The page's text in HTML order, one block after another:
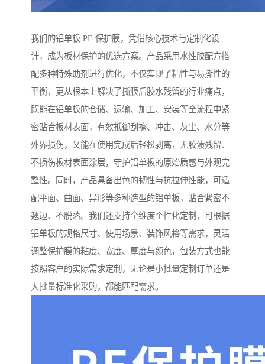
我们的铝单板 PE 保护膜，凭借核心技术与定制化设
计，成为板材保护的优选方案。产品采用水性胶配方搭
配多种特殊助剂进行优化，不仅实现了粘性与易撕性的
平衡，更从根本上解决了撕膜后胶水残留的行业痛点，
既能在铝单板的仓储、运输、加工、安装等全流程中紧
密贴合板材表面，有效抵御刮擦、冲击、灰尘、水分等
外界损伤，又能在使用完成后轻松剥离，无胶渍残留、
不损伤板材表面涂层，守护铝单板的原始质感与外观完
整性。同时，产品具备出色的韧性与抗拉伸性能，可适
配平面、曲面、异形等多种造型的铝单板，贴合紧密不
翘边、不脱落。我们还支持全维度个性化定制，可根据
铝单板的规格尺寸、使用场景、装饰风格等需求，灵活
调整保护膜的粘度、宽度、厚度与颜色，包装方式也能
按照客户的实际需求定制，无论是小批量定制订单还是
大批量标准化采购，都能匹配需求。